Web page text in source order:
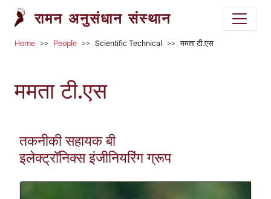
Skip to main content
रामन अनुसंधान संस्थान
Breadcrumb
Home People Scientific Technical ममता टी.एस
ममता टी.एस
तकनीकी सहायक बी
इलेक्ट्रॉनिक्स इंजीनियरिंग ग्रूप